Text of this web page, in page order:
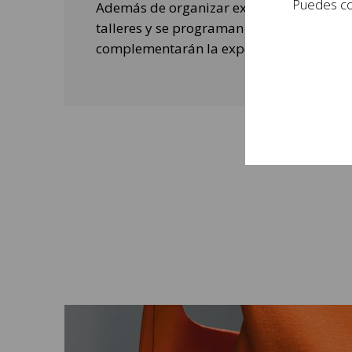
Además de organizar exposiciones, se
talleres y se programan actividades de
complementarán la experiencia de las
Puedes